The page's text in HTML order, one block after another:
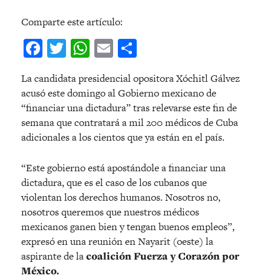
Comparte este artículo:
Facebook
Twitter
WhatsApp
Email
La candidata presidencial opositora Xóchitl Gálvez
acusó este domingo al Gobierno mexicano de
“financiar una dictadura” tras relevarse este fin de
semana que contratará a mil 200 médicos de Cuba
adicionales a los cientos que ya están en el país.
“Este gobierno está apostándole a financiar una
dictadura, que es el caso de los cubanos que
violentan los derechos humanos. Nosotros no,
nosotros queremos que nuestros médicos
mexicanos ganen bien y tengan buenos empleos”,
expresó en una reunión en Nayarit (oeste) la
aspirante de lacoalición Fuerza y Corazón por
México.